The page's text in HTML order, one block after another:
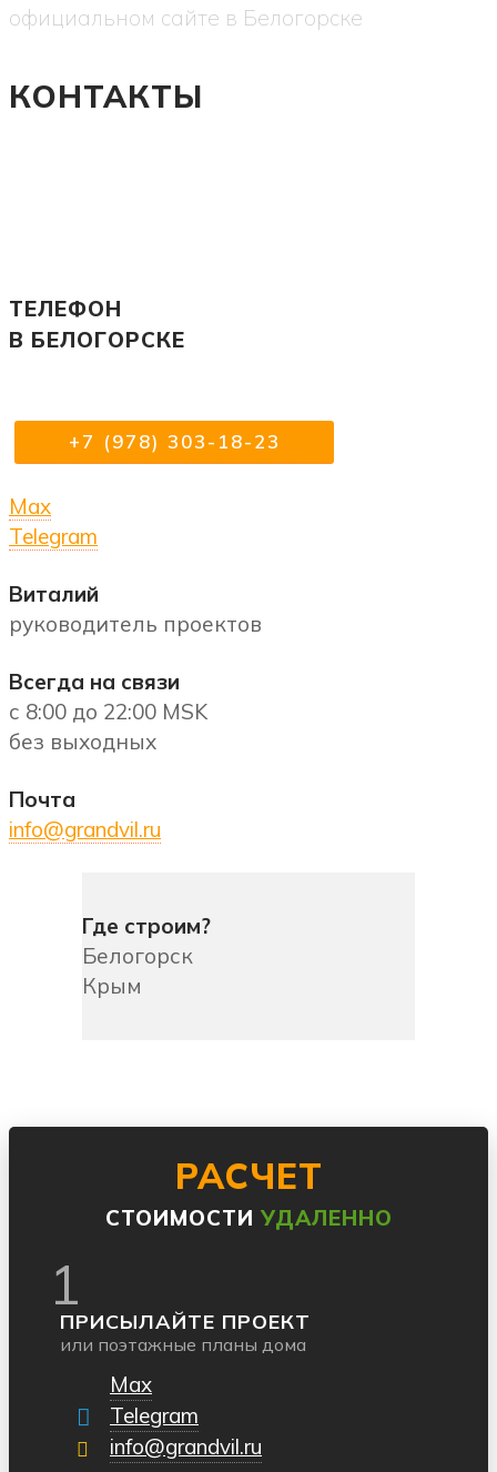
официальном сайте в Белогорске
КОНТАКТЫ
ТЕЛЕФОН
В БЕЛОГОРСКЕ
+7 (978) 303-18-23
Max
Telegram
Виталий
руководитель проектов
Всегда на связи
с 8:00 до 22:00 MSK
без выходных
Почта
info@grandvil.ru
Где строим?
Белогорск
Крым
РАСЧЕТ
СТОИМОСТИ УДАЛЕННО
1
ПРИСЫЛАЙТЕ ПРОЕКТ
или поэтажные планы дома
Max
Telegram
info@grandvil.ru